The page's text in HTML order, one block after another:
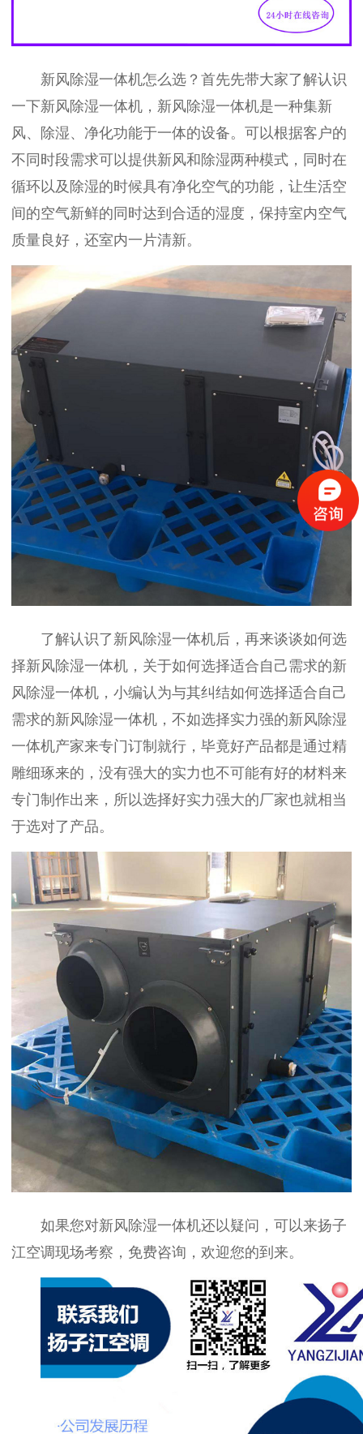
新风除湿一体机怎么选？首先先带大家了解认识
一下新风除湿一体机，新风除湿一体机是一种集新
风、除湿、净化功能于一体的设备。可以根据客户的
不同时段需求可以提供新风和除湿两种模式，同时在
循环以及除湿的时候具有净化空气的功能，让生活空
间的空气新鲜的同时达到合适的湿度，保持室内空气
质量良好，还室内一片清新。
了解认识了新风除湿一体机后，再来谈谈如何选
择新风除湿一体机，关于如何选择适合自己需求的新
风除湿一体机，小编认为与其纠结如何选择适合自己
需求的新风除湿一体机，不如选择实力强的新风除湿
一体机产家来专门订制就行，毕竟好产品都是通过精
雕细琢来的，没有强大的实力也不可能有好的材料来
专门制作出来，所以选择好实力强大的厂家也就相当
于选对了产品。
如果您对新风除湿一体机还以疑问，可以来扬子
江空调现场考察，免费咨询，欢迎您的到来。